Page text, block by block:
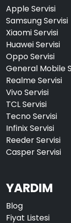
Apple Servisi
Samsung Servisi
Xiaomi Servisi
Huawei Servisi
Oppo Servisi
General Mobile
Realme Servisi
Vivo Servisi
TCL Servisi
Tecno Servisi
Infinix Servisi
Reeder Servisi
Casper Servisi
YARDIM
Blog
Fiyat Listesi